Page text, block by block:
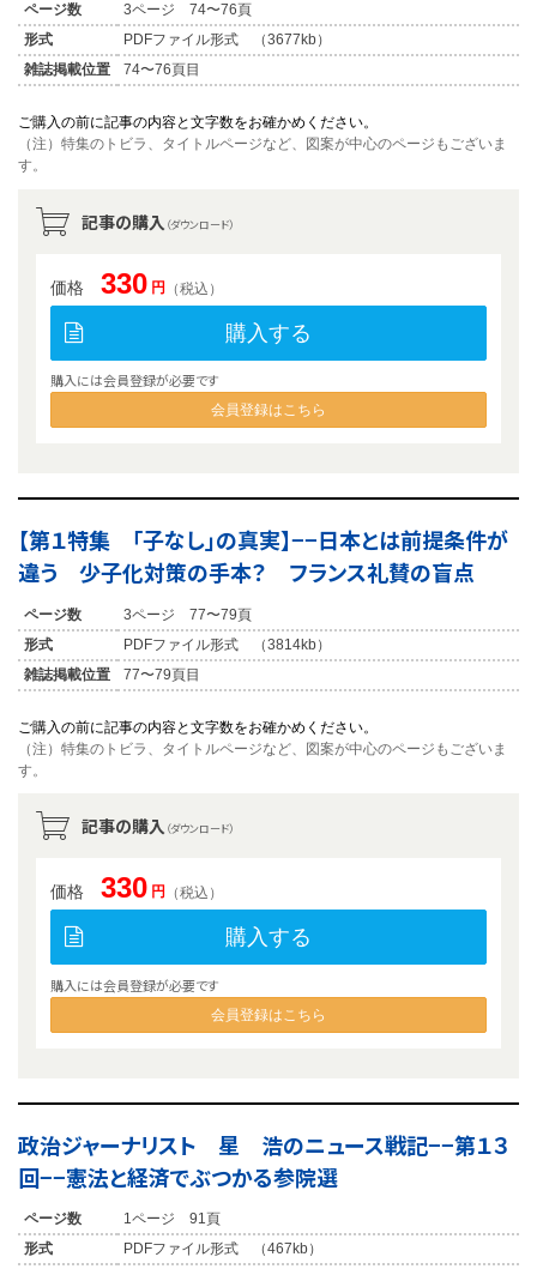
ページ数
3ページ 74〜76頁
形式
PDFファイル形式 （3677kb）
雑誌掲載位置
74〜76頁目
ご購入の前に記事の内容と文字数をお確かめください。
（注）特集のトビラ、タイトルページなど、図案が中心のページもございま
す。
記事の購入 （ダウンロード）
価格 330 円 （税込）
購入する
購入には会員登録が必要です
会員登録はこちら
【第１特集 「子なし」の真実】−−日本とは前提条件が
違う 少子化対策の手本？ フランス礼賛の盲点
ページ数
3ページ 77〜79頁
形式
PDFファイル形式 （3814kb）
雑誌掲載位置
77〜79頁目
ご購入の前に記事の内容と文字数をお確かめください。
（注）特集のトビラ、タイトルページなど、図案が中心のページもございま
す。
記事の購入 （ダウンロード）
価格 330 円 （税込）
購入する
購入には会員登録が必要です
会員登録はこちら
政治ジャーナリスト 星 浩のニュース戦記−−第１３
回−−憲法と経済でぶつかる参院選
ページ数
1ページ 91頁
形式
PDFファイル形式 （467kb）